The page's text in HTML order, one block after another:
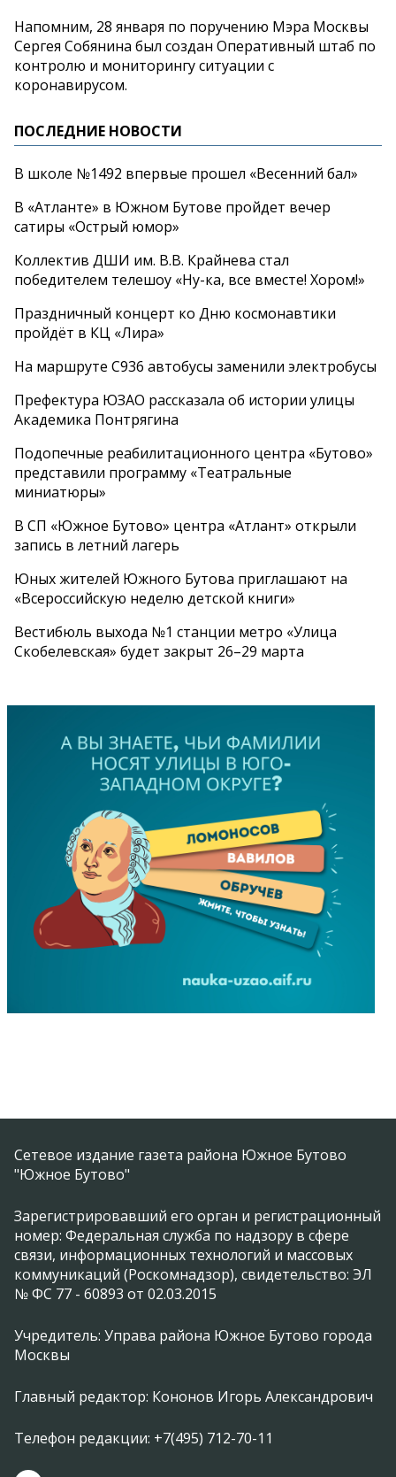
Напомним, 28 января по поручению Мэра Москвы
Сергея Собянина был создан Оперативный штаб по
контролю и мониторингу ситуации с
коронавирусом.
ПОСЛЕДНИЕ НОВОСТИ
В школе №1492 впервые прошел «Весенний бал»
В «Атланте» в Южном Бутове пройдет вечер
сатиры «Острый юмор»
Коллектив ДШИ им. В.В. Крайнева стал
победителем телешоу «Ну-ка, все вместе! Хором!»
Праздничный концерт ко Дню космонавтики
пройдёт в КЦ «Лира»
На маршруте С936 автобусы заменили электробусы
Префектура ЮЗАО рассказала об истории улицы
Академика Понтрягина
Подопечные реабилитационного центра «Бутово»
представили программу «Театральные
миниатюры»
В СП «Южное Бутово» центра «Атлант» открыли
запись в летний лагерь
Юных жителей Южного Бутова приглашают на
«Всероссийскую неделю детской книги»
Вестибюль выхода №1 станции метро «Улица
Скобелевская» будет закрыт 26–29 марта
Сетевое издание газета района Южное Бутово
"Южное Бутово"
Зарегистрировавший его орган и регистрационный
номер: Федеральная служба по надзору в сфере
связи, информационных технологий и массовых
коммуникаций (Роскомнадзор), свидетельство: ЭЛ
№ ФС 77 - 60893 от 02.03.2015
Учредитель: Управа района Южное Бутово города
Москвы
Главный редактор: Кононов Игорь Александрович
Телефон редакции: +7(495) 712-70-11